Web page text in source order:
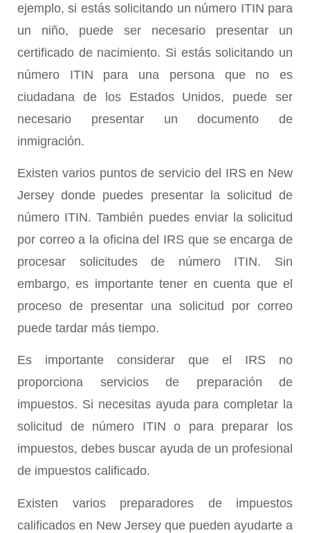
ejemplo, si estás solicitando un número ITIN para
un niño, puede ser necesario presentar un
certificado de nacimiento. Si estás solicitando un
número ITIN para una persona que no es
ciudadana de los Estados Unidos, puede ser
necesario presentar un documento de
inmigración.
Existen varios puntos de servicio del IRS en New
Jersey donde puedes presentar la solicitud de
número ITIN. También puedes enviar la solicitud
por correo a la oficina del IRS que se encarga de
procesar solicitudes de número ITIN. Sin
embargo, es importante tener en cuenta que el
proceso de presentar una solicitud por correo
puede tardar más tiempo.
Es importante considerar que el IRS no
proporciona servicios de preparación de
impuestos. Si necesitas ayuda para completar la
solicitud de número ITIN o para preparar los
impuestos, debes buscar ayuda de un profesional
de impuestos calificado.
Existen varios preparadores de impuestos
calificados en New Jersey que pueden ayudarte a